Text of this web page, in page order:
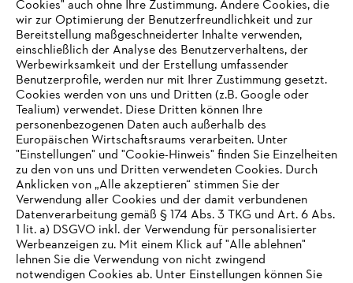
Unternehmen
Häufig gestellte Fragen
Service
IHR BROWSER WIRD NICHT
UNTERSTÜTZT
Cookies" auch ohne Ihre Zustimmung. Andere Cookies, die
wir zur Optimierung der Benutzerfreundlichkeit und zur
Bereitstellung maßgeschneiderter Inhalte verwenden,
einschließlich der Analyse des Benutzerverhaltens, der
Werbewirksamkeit und der Erstellung umfassender
Benutzerprofile, werden nur mit Ihrer Zustimmung gesetzt.
Cookies werden von uns und Dritten (z.B. Google oder
Tealium) verwendet. Diese Dritten können Ihre
personenbezogenen Daten auch außerhalb des
Europäischen Wirtschaftsraums verarbeiten. Unter
"Einstellungen" und "Cookie-Hinweis" finden Sie Einzelheiten
zu den von uns und Dritten verwendeten Cookies. Durch
Anklicken von „Alle akzeptieren“ stimmen Sie der
Verwendung aller Cookies und der damit verbundenen
Datenverarbeitung gemäß § 174 Abs. 3 TKG und Art. 6 Abs.
1 lit. a) DSGVO inkl. der Verwendung für personalisierter
Werbeanzeigen zu. Mit einem Klick auf "Alle ablehnen"
lehnen Sie die Verwendung von nicht zwingend
notwendigen Cookies ab. Unter Einstellungen können Sie